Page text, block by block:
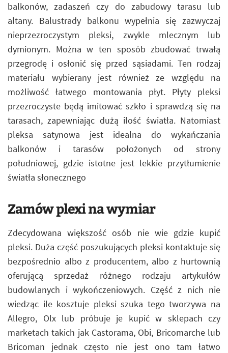
balkonów, zadaszeń czy do zabudowy tarasu lub
altany. Balustrady balkonu wypełnia się zazwyczaj
nieprzezroczystym pleksi, zwykle mlecznym lub
dymionym. Można w ten sposób zbudować trwałą
przegrodę i osłonić się przed sąsiadami. Ten rodzaj
materiału wybierany jest również ze względu na
możliwość łatwego montowania płyt. Płyty pleksi
przezroczyste będą imitować szkło i sprawdzą się na
tarasach, zapewniając dużą ilość światła. Natomiast
pleksa satynowa jest idealna do wykańczania
balkonów i tarasów położonych od strony
południowej, gdzie istotne jest lekkie przytłumienie
światła słonecznego
Zamów plexi na wymiar
Zdecydowana większość osób nie wie gdzie kupić
pleksi. Duża część poszukujących pleksi kontaktuje się
bezpośrednio albo z producentem, albo z hurtownią
oferującą sprzedaż różnego rodzaju artykułów
budowlanych i wykończeniowych. Część z nich nie
wiedząc ile kosztuje pleksi szuka tego tworzywa na
Allegro, Olx lub próbuje je kupić w sklepach czy
marketach takich jak Castorama, Obi, Bricomarche lub
Bricoman jednak często nie jest ono tam łatwo